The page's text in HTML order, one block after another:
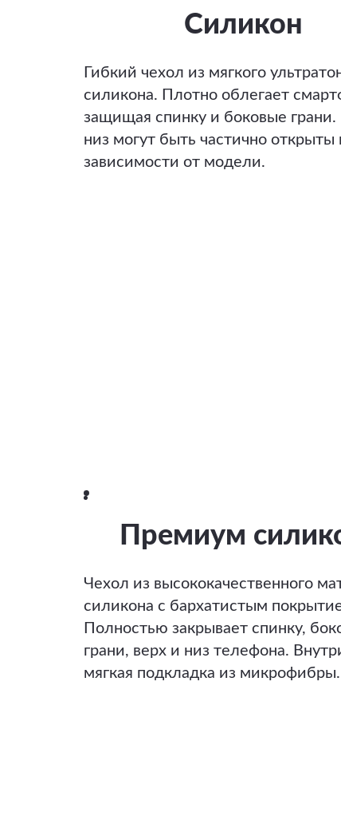
Силикон
Гибкий чехол из мягкого
силикона. Плотно облегает
защищая спинку и боковые грани.
низ могут быть частично открыты
зависимости от модели.
Премиум
Чехол из высококачественного
силикона с бархатистым
Полностью закрывает спинку,
грани, верх и низ телефона.
мягкая подкладка из микрофибры.